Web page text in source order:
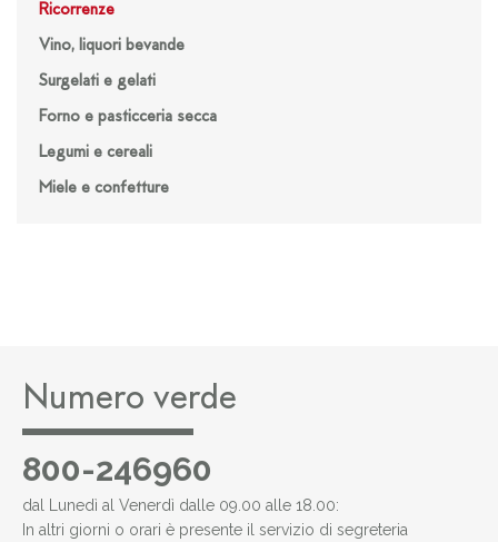
Ricorrenze
Vino, liquori bevande
Surgelati e gelati
Forno e pasticceria secca
Legumi e cereali
Miele e confetture
Numero verde
800-246960
dal Lunedì al Venerdì dalle 09.00 alle 18.00:
In altri giorni o orari è presente il servizio di segreteria